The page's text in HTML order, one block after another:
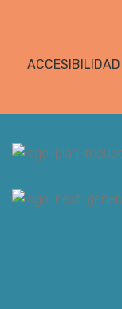
ACCESIBILIDAD